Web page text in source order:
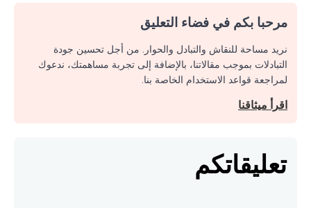
مرحبا بكم في فضاء التعليق
نريد مساحة للنقاش والتبادل والحوار. من أجل تحسين جودة
التبادلات بموجب مقالاتنا، بالإضافة إلى تجربة مساهمتك، ندعوك
لمراجعة قواعد الاستخدام الخاصة بنا.
اقرأ ميثاقنا
تعليقاتكم